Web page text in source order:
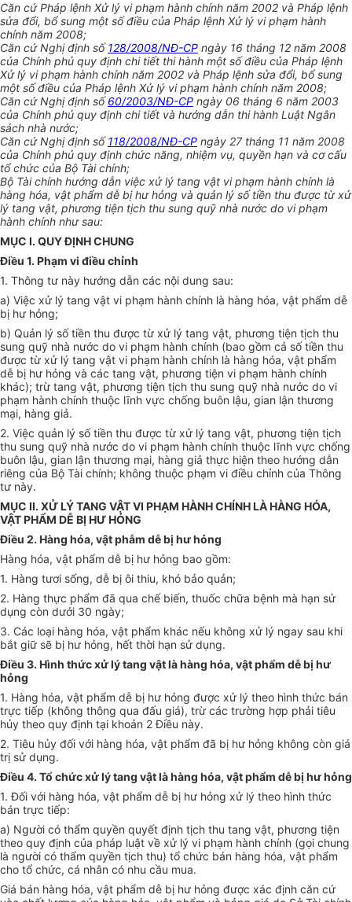
Căn cứ Pháp lệnh Xử lý vi phạm hành chính năm 2002 và Pháp lệnh
sửa đổi, bổ sung một số điều của Pháp lệnh Xử lý vi phạm hành
chính năm 2008;
Căn cứ Nghị định số128/2008/NĐ-CP ngày 16 tháng 12 năm 2008
của Chính phủ quy định chi tiết thi hành một số điều của Pháp lệnh
Xử lý vi phạm hành chính năm 2002 và Pháp lệnh sửa đổi, bổ sung
một số điều của Pháp lệnh Xử lý vi phạm hành chính năm 2008;
Căn cứ Nghị định số60/2003/NĐ-CP ngày 06 tháng 6 năm 2003
của Chính phủ quy định chi tiết và hướng dẫn thi hành Luật Ngân
sách nhà nước;
Căn cứ Nghị định số118/2008/NĐ-CP ngày 27 tháng 11 năm 2008
của Chính phủ quy định chức năng, nhiệm vụ, quyền hạn và cơ cấu
tổ chức của Bộ Tài chính;
Bộ Tài chính hướng dẫn việc xử lý tang vật vi phạm hành chính là
hàng hóa, vật phẩm dễ bị hư hỏng và quản lý số tiền thu được từ xử
lý tang vật, phương tiện tịch thu sung quỹ nhà nước do vi phạm
hành chính như sau:
MỤC I. QUY ĐỊNH CHUNG
Điều 1. Phạm vi điều chỉnh
1. Thông tư này hướng dẫn các nội dung sau:
a) Việc xử lý tang vật vi phạm hành chính là hàng hóa, vật phẩm dễ
bị hư hỏng;
b) Quản lý số tiền thu được từ xử lý tang vật, phương tiện tịch thu
sung quỹ nhà nước do vi phạm hành chính (bao gồm cả số tiền thu
được từ xử lý tang vật vi phạm hành chính là hàng hóa, vật phẩm
dễ bị hư hỏng và các tang vật, phương tiện vi phạm hành chính
khác); trừ tang vật, phương tiện tịch thu sung quỹ nhà nước do vi
phạm hành chính thuộc lĩnh vực chống buôn lậu, gian lận thương
mại, hàng giả.
2. Việc quản lý số tiền thu được từ xử lý tang vật, phương tiện tịch
thu sung quỹ nhà nước do vi phạm hành chính thuộc lĩnh vực chống
buôn lậu, gian lận thương mại, hàng giả thực hiện theo hướng dẫn
riêng của Bộ Tài chính; không thuộc phạm vi điều chỉnh của Thông
tư này.
MỤC II. XỬ LÝ TANG VẬT VI PHẠM HÀNH CHÍNH LÀ HÀNG HÓA,
VẬT PHẨM DỄ BỊ HƯ HỎNG
Điều 2. Hàng hóa, vật phẫm dễ bị hư hỏng
Hàng hóa, vật phẩm dễ bị hư hỏng bao gồm:
1. Hàng tươi sống, dễ bị ôi thiu, khó bảo quản;
2. Hàng thực phẩm đã qua chế biến, thuốc chữa bệnh mà hạn sử
dụng còn dưới 30 ngày;
3. Các loại hàng hóa, vật phẩm khác nếu không xử lý ngay sau khi
bắt giữ sẽ bị hư hỏng, hết thời hạn sử dụng.
Điều 3. Hình thức xử lý tang vật là hàng hóa, vật phẩm dễ bị hư
hỏng
1. Hàng hóa, vật phẩm dễ bị hư hỏng được xử lý theo hình thức bán
trực tiếp (không thông qua đấu giá), trừ các trường hợp phải tiêu
hủy theo quy định tại khoản 2 Điều này.
2. Tiêu hủy đối với hàng hóa, vật phẩm đã bị hư hỏng không còn giá
trị sử dụng.
Điều 4. Tổ chức xử lý tang vật là hàng hóa, vật phẩm dễ bị hư hỏng
1. Đối với hàng hóa, vật phẩm dễ bị hư hỏng xử lý theo hình thức
bán trực tiếp:
a) Người có thẩm quyền quyết định tịch thu tang vật, phương tiện
theo quy định của pháp luật về xử lý vi phạm hành chính (gọi chung
là người có thẩm quyền tịch thu) tổ chức bán hàng hóa, vật phẩm
cho tổ chức, cá nhân có nhu cầu mua.
Giá bán hàng hóa, vật phẩm dễ bị hư hỏng được xác định căn cứ